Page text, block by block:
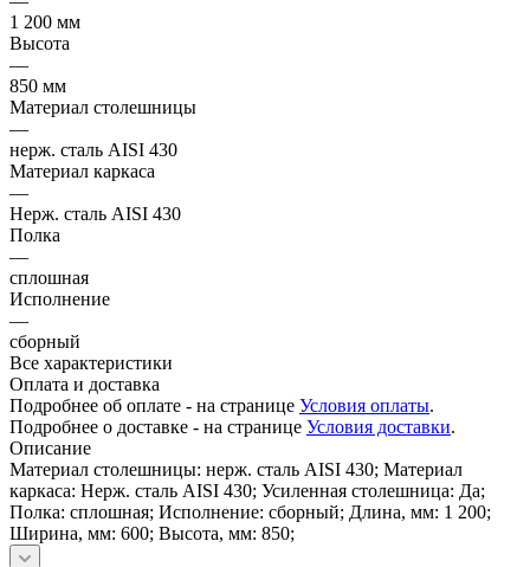
1 200 мм
Высота
—
850 мм
Материал столешницы
—
нерж. сталь AISI 430
Материал каркаса
—
Нерж. сталь AISI 430
Полка
—
сплошная
Исполнение
—
сборный
Все характеристики
Оплата и доставка
Подробнее об оплате - на странице Условия оплаты.
Подробнее о доставке - на странице Условия доставки.
Описание
Материал столешницы: нерж. сталь AISI 430; Материал
каркаса: Нерж. сталь AISI 430; Усиленная столешница: Да;
Полка: сплошная; Исполнение: сборный; Длина, мм: 1 200;
Ширина, мм: 600; Высота, мм: 850;